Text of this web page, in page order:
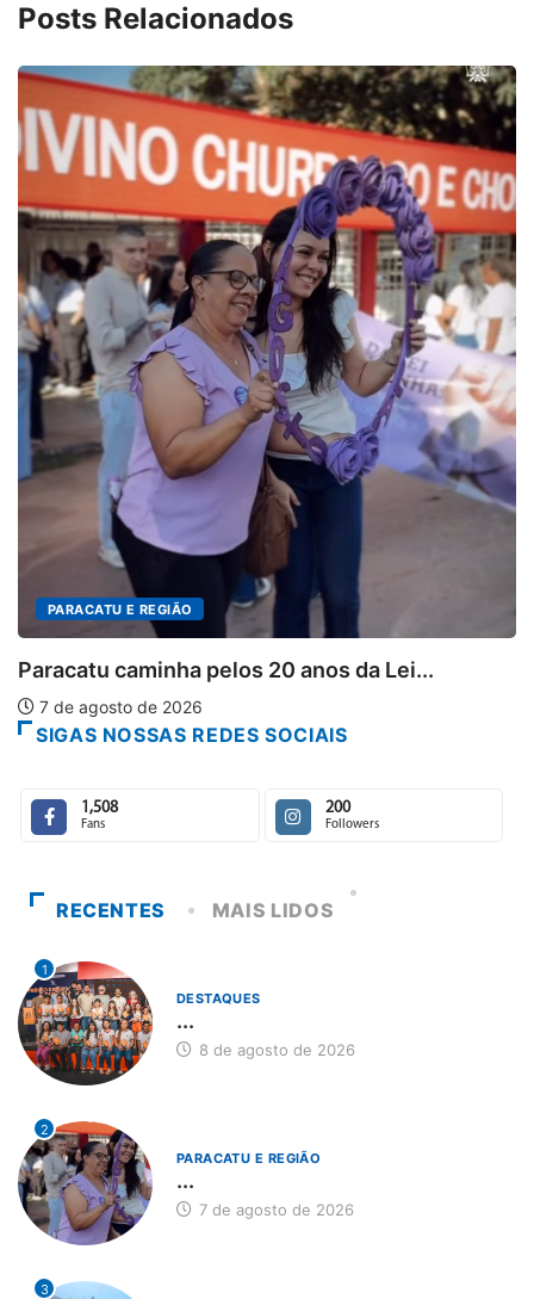
Posts Relacionados
PARACATU E REGIÃO
Projeto CUTUCAR abre nova edição
7 de agosto de 2026
SIGAS NOSSAS REDES SOCIAIS
1,508
Fans
200
Followers
RECENTES MAIS LIDOS
1
DESTAQUES
...
8 de agosto de 2026
2
PARACATU E REGIÃO
...
7 de agosto de 2026
3